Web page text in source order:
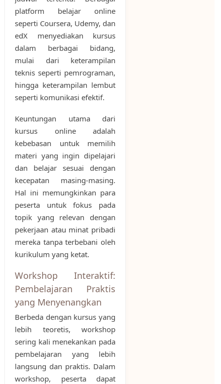
platform belajar online
seperti Coursera, Udemy, dan
edX menyediakan kursus
dalam berbagai bidang,
mulai dari keterampilan
teknis seperti pemrograman,
hingga keterampilan lembut
seperti komunikasi efektif.
Keuntungan utama dari
kursus online adalah
kebebasan untuk memilih
materi yang ingin dipelajari
dan belajar sesuai dengan
kecepatan masing-masing.
Hal ini memungkinkan para
peserta untuk fokus pada
topik yang relevan dengan
pekerjaan atau minat pribadi
mereka tanpa terbebani oleh
kurikulum yang ketat.
Workshop Interaktif:
Pembelajaran Praktis
yang Menyenangkan
Berbeda dengan kursus yang
lebih teoretis, workshop
sering kali menekankan pada
pembelajaran yang lebih
langsung dan praktis. Dalam
workshop, peserta dapat